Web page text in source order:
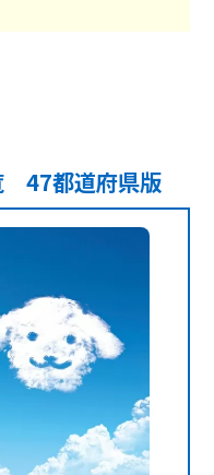
47都道府県版